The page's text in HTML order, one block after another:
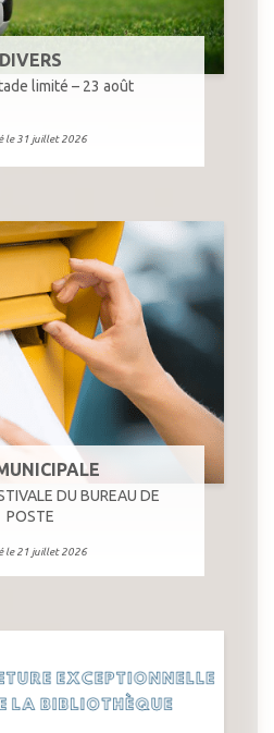
DIVERS
limité – 23 août
le 31 juillet 2026
DU BUREAU DE
POSTE
le 21 juillet 2026